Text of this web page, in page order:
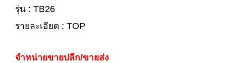
รุ่น : TB26
รายละเอียด : TOP
จำหน่ายขายปลีก/ขายส่ง